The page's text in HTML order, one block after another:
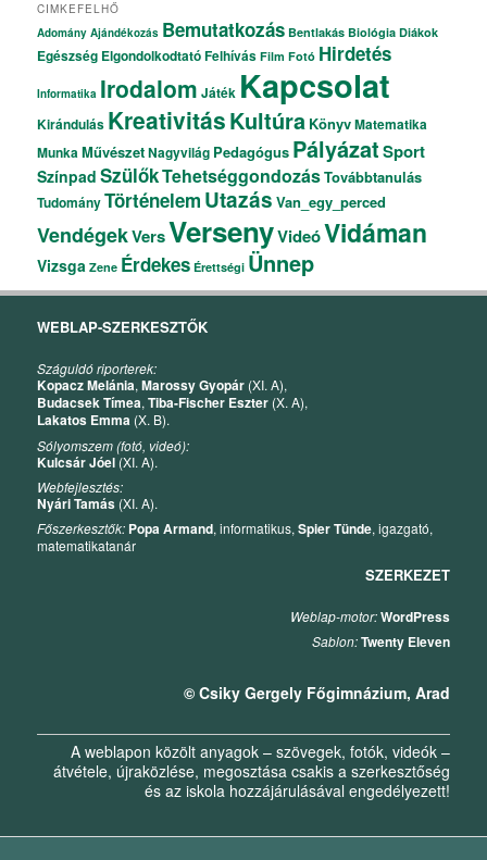
CIMKEFELHŐ
Adomány Ajándékozás Bemutatkozás Bentlakás Biológia Diákok
Egészség ElgondolkodtatóFelhívás Film Fotó Hirdetés
Informatika Irodalom Játék Kapcsolat
Kirándulás KreativitásKultúra KönyvMatematika
MunkaMűvészetNagyvilág Pedagógus PályázatSport
Színpad SzülőkTehetséggondozásTovábbtanulás
TudományTörténelem Utazás Van_egy_perced
VendégekVersVersenyVideóVidáman
Vizsga Zene Érdekes Érettségi Ünnep
WEBLAP-SZERKESZTŐK
Száguldó riporterek:
Kopacz Melánia,Marossy Gyopár (XI. A),
Budacsek Tímea,Tiba-Fischer Eszter (X. A),
Lakatos Emma (X. B).
Sólyomszem (fotó, videó):
Kulcsár Jóel (XI. A).
Webfejlesztés:
Nyári Tamás (XI. A).
Főszerkesztők: Popa Armand, informatikus,Spier Tünde, igazgató,
matematikatanár
SZERKEZET
Weblap-motor:WordPress
Sablon:Twenty Eleven
© Csiky Gergely Főgimnázium, Arad
A weblapon közölt anyagok – szövegek, fotók, videók –
átvétele, újraközlése, megosztása csakis a szerkesztőség
és az iskola hozzájárulásával engedélyezett!